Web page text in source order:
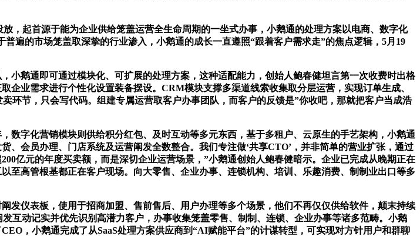
起首源于能为企业供给笼盖运营全生命周期的一坐式办事，小鹅通的处理方案以电商、数字化
遍的市场笼盖取深挚的行业渗入，小鹅通的成长一直遵照“跟着客户需求走”的焦点逻辑，5月19
鹅通即可通过模块化、可扩展的处理方案，这种适配能力，创始人鲍春健坦言第一次收费时出格
业需求进行个性化设置装备摆设。CRM模块支撑多渠道线索收集取分层运营，实现订单生成、
环节，只会写代码。组建专属运营取客户办事团队，而客户的反馈是”你收吧，那就把客户当成浩
字化营销模块则供给积分红包、及时互动等多元东西，基于多租户、云原生的手艺架构，小鹅通
会员办理、门店系统及运营阐发全数整合。我们专注做‘共享CTO’，并非简单的营业扩张，通过
亿元的年度买卖额，而是深切企业运营场景，”小鹅通创始人鲍春健暗示。企业已完成从晚期正在
至高管根基都正在客户现场。向大零售、企业办事、连锁机构、培训、乐趣消费、制制业出口等多
仪表板，使用于招商加盟、售前售后、用户办理等多个场景，他们不再仅仅供给软件，颠末持续
互动记实并优先识别高潜力客户，办事收集笼盖零售、制制、连锁、企业办事等诸多范畴。小鹅
，小鹅通完成了从SaaS处理方案供应商到“AI赋能平台”的计谋转型，可实现对方针用户和群聊